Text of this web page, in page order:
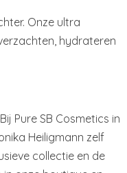
Onze ultra
hydrateren
Pure SB Cosmetics in
Heiligmann zelf
collectie en de